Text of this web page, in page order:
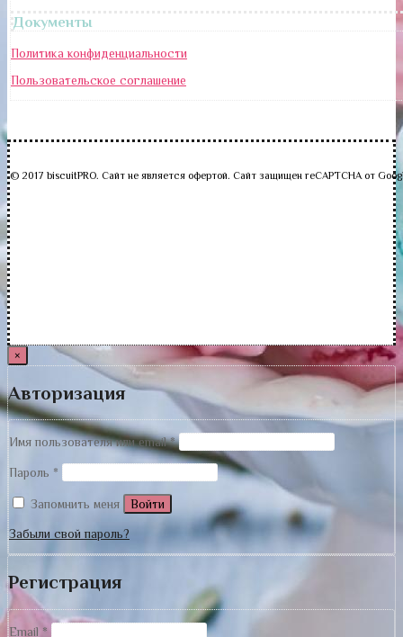
Документы
Политика конфиденциальности
Пользовательское соглашение
© 2017 biscuitPRO. Сайт не является офертой. Сайт защищен reCAPTCHA от
×
Авторизация
Имя пользователя или email*
Пароль *
Запомнить меня Войти
Забыли свой пароль?
Регистрация
Email *